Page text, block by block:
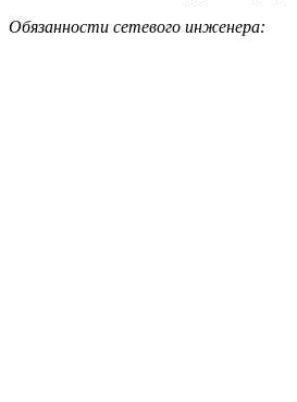
Обязанности сетевого инженера: